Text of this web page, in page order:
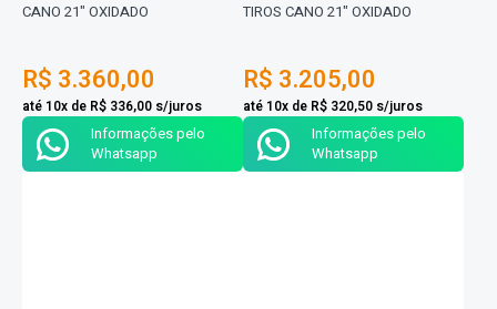
CANO 21" OXIDADO
R$ 3.360,00
até 10x de R$ 336,00 s/juros
Informações pelo
Whatsapp
TIROS CANO 21" OXIDADO
R$ 3.205,00
até 10x de R$ 320,50 s/juros
Informações pelo
Whatsapp